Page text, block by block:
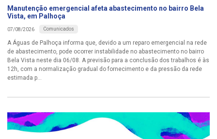
Manutenção emergencial afeta abastecimento no bairro Bela
Vista, em Palhoça
07/08/2026 Comunicados
A Águas de Palhoça informa que, devido a um reparo emergencial na rede
de abastecimento, pode ocorrer instabilidade no abastecimento no bairro
Bela Vista neste dia 06/08. A previsão para a conclusão dos trabalhos é às
12h, com a normalização gradual do fornecimento e da pressão da rede
estimada p...